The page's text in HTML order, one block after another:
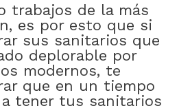
trabajos de la más
es por esto que si
sus sanitarios que
deplorable por
modernos, te
que en un tiempo
tener tus sanitarios